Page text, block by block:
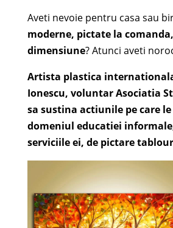
Aveti nevoie pentru casa sau
moderne, pictate la
dimensiune? Atunci aveti
Artista plastica
Ionescu, voluntar Asociatia
sa sustina actiunile pe care
domeniul educatiei
serviciile ei, de pictare